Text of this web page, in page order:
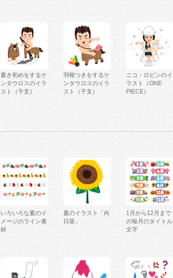
書き初めをするケ
ンタウロスのイラ
スト（干支）
羽根つきをするケ
ンタウロスのイラ
スト（干支）
ニコ・ロビンのイ
ラスト（ONE
PIECE）
いろいろな夏のイ
メージのライン素
材
夏のイラスト「向
日葵」
1月から12月まで
の毎月のタイトル
文字